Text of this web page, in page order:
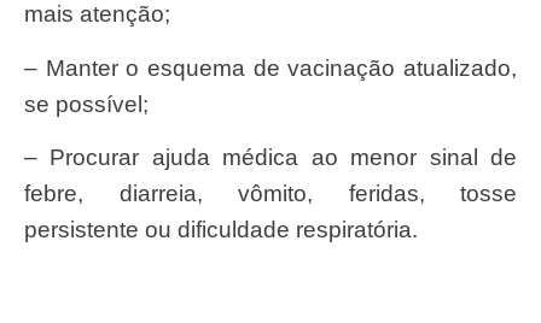
mais atenção;
– Manter o esquema de vacinação atualizado,
se possível;
– Procurar ajuda médica ao menor sinal de
febre, diarreia, vômito, feridas, tosse
persistente ou dificuldade respiratória.